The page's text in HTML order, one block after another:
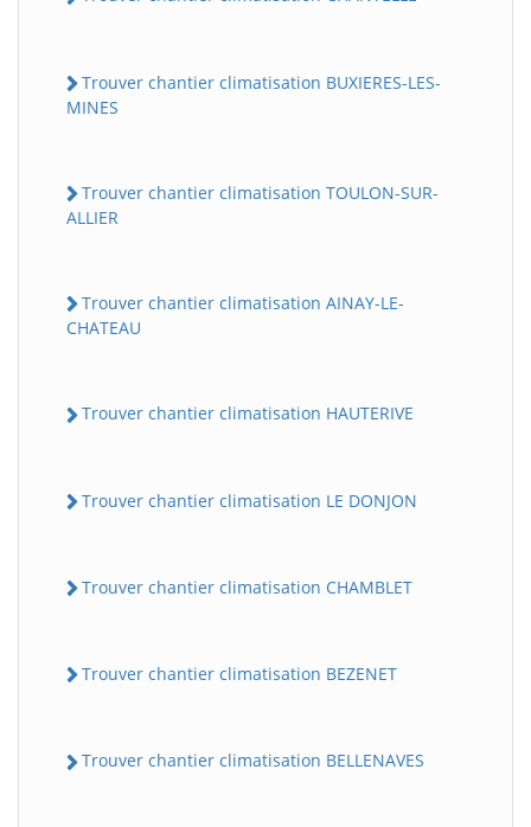
Trouver chantier climatisation BUXIERES-LES-
MINES
Trouver chantier climatisation TOULON-SUR-
ALLIER
Trouver chantier climatisation AINAY-LE-
CHATEAU
Trouver chantier climatisation HAUTERIVE
Trouver chantier climatisation LE DONJON
Trouver chantier climatisation CHAMBLET
Trouver chantier climatisation BEZENET
Trouver chantier climatisation BELLENAVES